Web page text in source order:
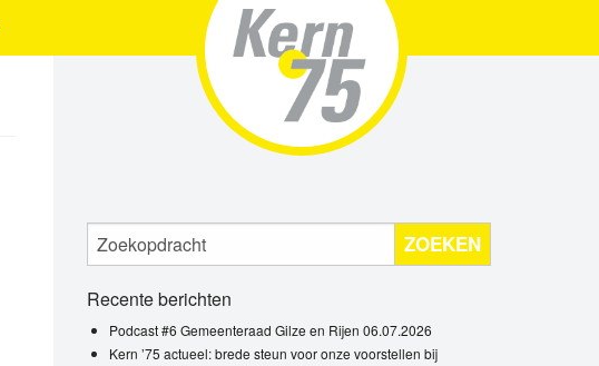
ZOEKEN
Recente berichten
Podcast #6 Gemeenteraad Gilze en Rijen 06.07.2026
Kern ’75 actueel: brede steun voor onze voorstellen bij